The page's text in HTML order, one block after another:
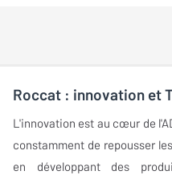
Roccat : innovation et
L'innovation est au cœur de
constamment de repousser
en développant des